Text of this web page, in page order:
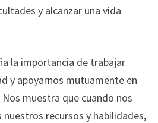
y alcanzar una vida
la importancia de trabajar
y apoyarnos mutuamente en
muestra que cuando nos
recursos y habilidades,